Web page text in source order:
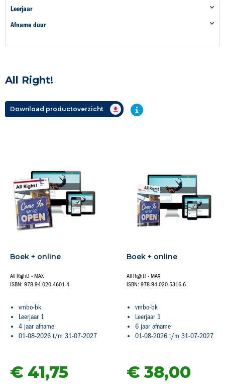
All Right!
Download productoverzicht
Boek + online
All Right! - MAX
ISBN: 978-94-020-4601-4
vmbo-bk
Leerjaar 1
4 jaar afname
01-08-2026 t/m 31-07-2027
€ 41,75
Boek + online
All Right! - MAX
ISBN: 978-94-020-5316-6
vmbo-bk
Leerjaar 1
6 jaar afname
01-08-2026 t/m 31-07-2027
€ 38,00
Leerjaar
Afname duur